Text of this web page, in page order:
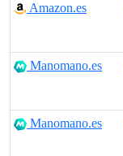
Amazon.es
Manomano.es
Manomano.es